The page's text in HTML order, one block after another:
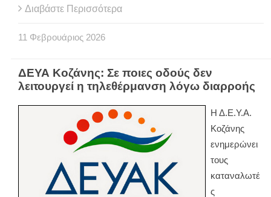
Διαβάστε Περισσότερα
11 Φεβρουάριος 2026
ΔΕΥΑ Κοζάνης: Σε ποιες οδούς δεν
λειτουργεί η τηλεθέρμανση λόγω διαρροής
Η Δ.Ε.Υ.Α.
Κοζάνης
ενημερώνει
τους
καταναλωτέ
ς